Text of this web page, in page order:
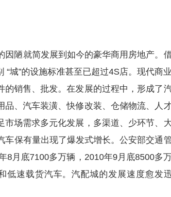
陋就简发展到如今的豪华商用房地产。
城”的设施标准甚至已超过4S店。现代商业
销售、批发。在发展的过程中，形成了
、汽车装潢、快修改装、仓储物流、人
场需求多元化发展，多渠道、少环节、
保有量出现了爆发式增长。公安部交通
8月底7100多万辆，2010年9月底8500多
低速载货汽车。汽配城的发展速度愈发